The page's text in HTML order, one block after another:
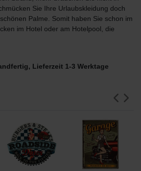
Sie Ihre Urlaubskleidung doch
Palme. Somit haben Sie schon im
im Hotel oder am Hotelpool, die
Lieferzeit 1-3 Werktage